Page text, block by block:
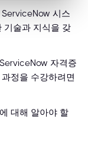
시스
기술과 지식을 갖
자격증
정을 수강하려면
대해 알아야 할